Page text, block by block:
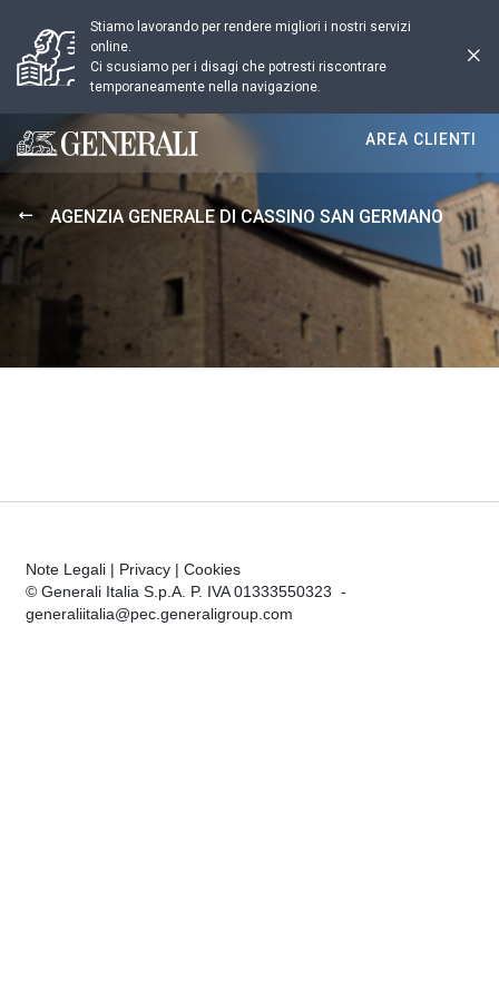
Stiamo lavorando per rendere migliori i nostri servizi
online.
Ci scusiamo per i disagi che potresti riscontrare
temporaneamente nella navigazione.
Generali logo
AREA CLIENTI
AGENZIA GENERALE DI CASSINO SAN GERMANO
Note Legali | Privacy | Cookies
© Generali Italia S.p.A. P. IVA 01333550323 -
generaliitalia@pec.generaligroup.com